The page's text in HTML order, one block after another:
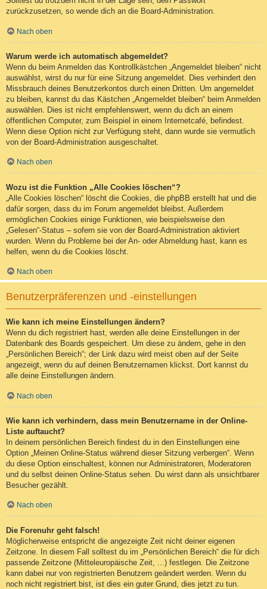
zurückzusetzen, so wende dich an die Board-Administration.
Nach oben
Warum werde ich automatisch abgemeldet?
Wenn du beim Anmelden das Kontrollkästchen „Angemeldet bleiben“ nicht
auswählst, wirst du nur für eine Sitzung angemeldet. Dies verhindert den
Missbrauch deines Benutzerkontos durch einen Dritten. Um angemeldet
zu bleiben, kannst du das Kästchen „Angemeldet bleiben“ beim Anmelden
auswählen. Dies ist nicht empfehlenswert, wenn du dich an einem
öffentlichen Computer, zum Beispiel in einem Internetcafé, befindest.
Wenn diese Option nicht zur Verfügung steht, dann wurde sie vermutlich
von der Board-Administration ausgeschaltet.
Nach oben
Wozu ist die Funktion „Alle Cookies löschen“?
„Alle Cookies löschen“ löscht die Cookies, die phpBB erstellt hat und die
dafür sorgen, dass du im Forum angemeldet bleibst. Außerdem
ermöglichen Cookies einige Funktionen, wie beispielsweise den
„Gelesen“-Status – sofern sie von der Board-Administration aktiviert
wurden. Wenn du Probleme bei der An- oder Abmeldung hast, kann es
helfen, wenn du die Cookies löscht.
Nach oben
Benutzerpräferenzen und -einstellungen
Wie kann ich meine Einstellungen ändern?
Wenn du dich registriert hast, werden alle deine Einstellungen in der
Datenbank des Boards gespeichert. Um diese zu ändern, gehe in den
„Persönlichen Bereich“; der Link dazu wird meist oben auf der Seite
angezeigt, wenn du auf deinen Benutzernamen klickst. Dort kannst du
alle deine Einstellungen ändern.
Nach oben
Wie kann ich verhindern, dass mein Benutzername in der Online-
Liste auftaucht?
In deinem persönlichen Bereich findest du in den Einstellungen eine
Option „Meinen Online-Status während dieser Sitzung verbergen“. Wenn
du diese Option einschaltest, können nur Administratoren, Moderatoren
und du selbst deinen Online-Status sehen. Du wirst dann als unsichtbarer
Besucher gezählt.
Nach oben
Die Forenuhr geht falsch!
Möglicherweise entspricht die angezeigte Zeit nicht deiner eigenen
Zeitzone. In diesem Fall solltest du im „Persönlichen Bereich“ die für dich
passende Zeitzone (Mitteleuropäische Zeit, ...) festlegen. Die Zeitzone
kann dabei nur von registrierten Benutzern geändert werden. Wenn du
noch nicht registriert bist, ist dies ein guter Grund, dies jetzt zu tun.